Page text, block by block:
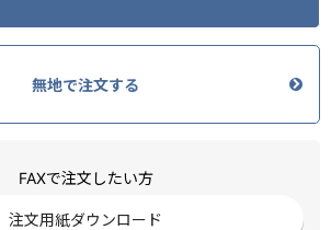
無地で注文する
FAXで注文したい方
注文用紙ダウンロード